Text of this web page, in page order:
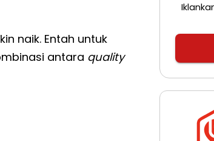
naik. Entah untuk
antara quality